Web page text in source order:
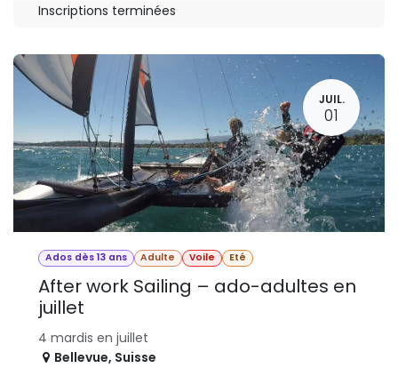
Inscriptions terminées
JUIL.
01
Ados dès 13 ans Adulte Voile Eté
After work Sailing – ado-adultes en
juillet
4 mardis en juillet
Bellevue, Suisse